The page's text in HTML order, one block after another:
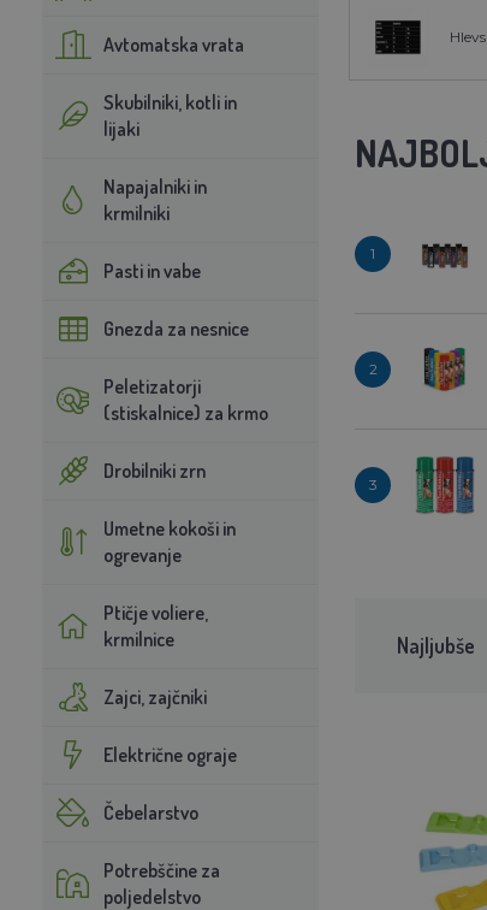
Avtomatska vrata
Skubilniki, kotli in
lijaki
Napajalniki in
krmilniki
Pasti in vabe
Gnezda za nesnice
Peletizatorji
(stiskalnice) za krmo
Drobilniki zrn
Umetne kokoši in
ogrevanje
Ptičje voliere,
krmilnice
Zajci, zajčniki
Električne ograje
Čebelarstvo
Potrebščine za
poljedelstvo
1
2
3
Najljubše